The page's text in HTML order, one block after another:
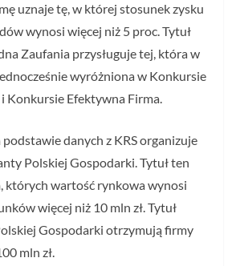
uznaje tę, w której stosunek zysku
wynosi więcej niż 5 proc. Tytuł
Zaufania przysługuje tej, która w
wyróżniona w Konkursie
Konkursie Efektywna Firma.
podstawie danych z KRS organizuje
Polskiej Gospodarki. Tytuł ten
których wartość rynkowa wynosi
więcej niż 10 mln zł. Tytuł
Gospodarki otrzymują firmy
mln zł.